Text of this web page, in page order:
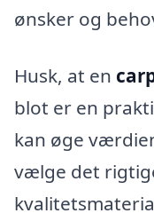
ønsker og
Husk, at en
blot er en
kan øge
vælge det